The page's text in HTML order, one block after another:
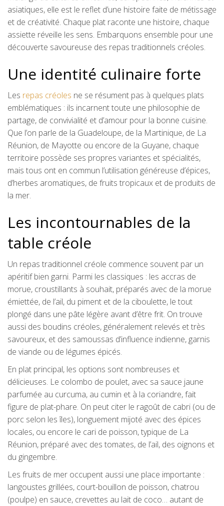
asiatiques, elle est le reflet d’une histoire faite de métissage
et de créativité. Chaque plat raconte une histoire, chaque
assiette réveille les sens. Embarquons ensemble pour une
découverte savoureuse des repas traditionnels créoles.
Une identité culinaire forte
Les repas créoles ne se résument pas à quelques plats
emblématiques : ils incarnent toute une philosophie de
partage, de convivialité et d’amour pour la bonne cuisine.
Que l’on parle de la Guadeloupe, de la Martinique, de La
Réunion, de Mayotte ou encore de la Guyane, chaque
territoire possède ses propres variantes et spécialités,
mais tous ont en commun l’utilisation généreuse d’épices,
d’herbes aromatiques, de fruits tropicaux et de produits de
la mer.
Les incontournables de la
table créole
Un repas traditionnel créole commence souvent par un
apéritif bien garni. Parmi les classiques : les accras de
morue, croustillants à souhait, préparés avec de la morue
émiettée, de l’ail, du piment et de la ciboulette, le tout
plongé dans une pâte légère avant d’être frit. On trouve
aussi des boudins créoles, généralement relevés et très
savoureux, et des samoussas d’influence indienne, garnis
de viande ou de légumes épicés.
En plat principal, les options sont nombreuses et
délicieuses. Le colombo de poulet, avec sa sauce jaune
parfumée au curcuma, au cumin et à la coriandre, fait
figure de plat-phare. On peut citer le ragoût de cabri (ou de
porc selon les îles), longuement mijoté avec des épices
locales, ou encore le cari de poisson, typique de La
Réunion, préparé avec des tomates, de l’ail, des oignons et
du gingembre.
Les fruits de mer occupent aussi une place importante :
langoustes grillées, court-bouillon de poisson, chatrou
(poulpe) en sauce, crevettes au lait de coco… autant de